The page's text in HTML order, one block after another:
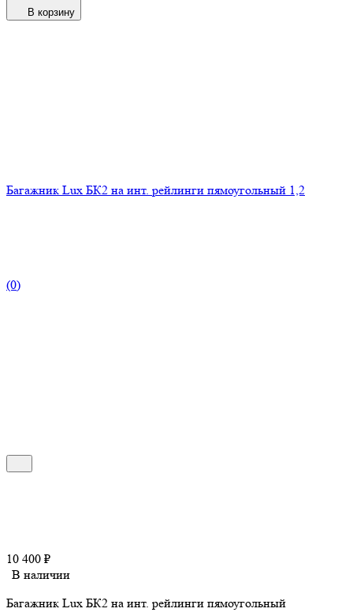
В корзину
Багажник Lux БК2 на инт. рейлинги пямоугольный 1,2
(0)
10 400 ₽
В наличии
Багажник Lux БК2 на инт. рейлинги пямоугольный